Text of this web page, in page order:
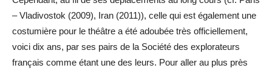
– Vladivostok (2009), Iran (2011)), celle qui est également une
costumière pour le théâtre a été adoubée très officiellement,
voici dix ans, par ses pairs de la Société des explorateurs
français comme étant une des leurs. Pour aller au plus près